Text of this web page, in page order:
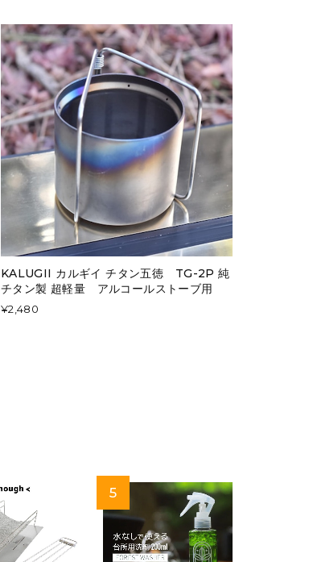
KALUGII カルギイ チタン五徳 TG-2P 純
チタン製 超軽量 アルコールストーブ用
¥2,480